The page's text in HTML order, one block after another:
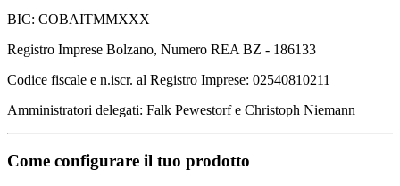
BIC: COBAITMMXXX
Registro Imprese Bolzano, Numero REA BZ - 186133
Codice fiscale e n.iscr. al Registro Imprese: 02540810211
Amministratori delegati: Falk Pewestorf e Christoph Niemann
Come configurare il tuo prodotto